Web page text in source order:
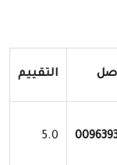
التقييم
5.0